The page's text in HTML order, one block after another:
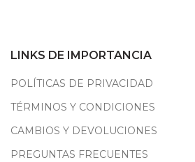
LINKS DE IMPORTANCIA
POLÍTICAS DE PRIVACIDAD
TÉRMINOS Y CONDICIONES
CAMBIOS Y DEVOLUCIONES
PREGUNTAS FRECUENTES